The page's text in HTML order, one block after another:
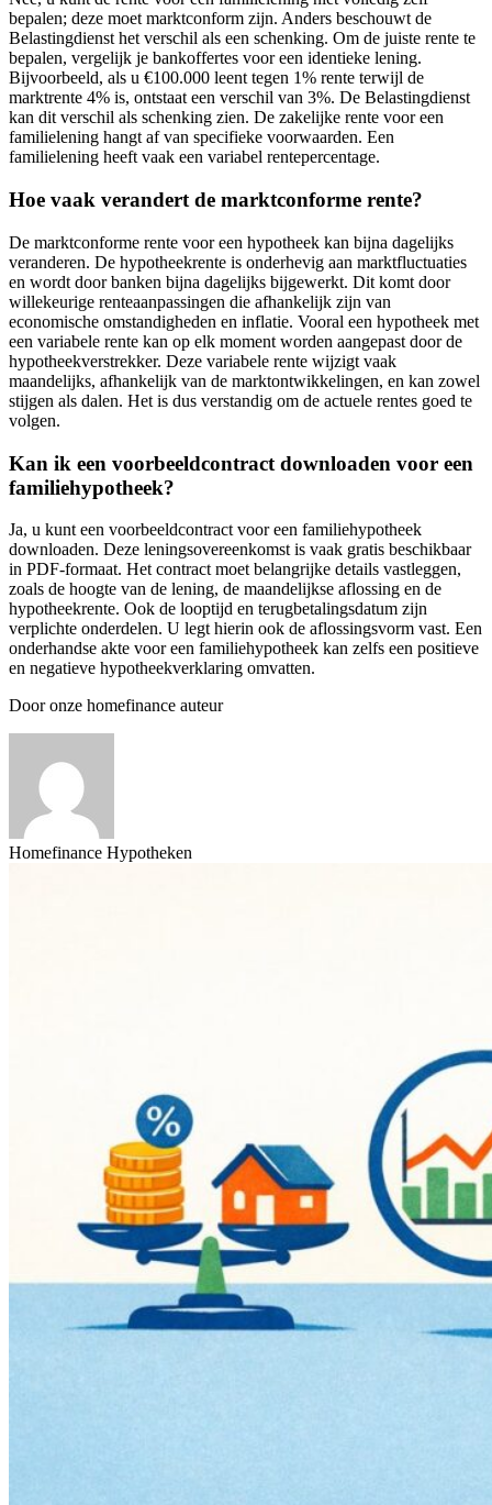
bepalen; deze moet marktconform zijn. Anders beschouwt de
Belastingdienst het verschil als een schenking. Om de juiste rente te
bepalen, vergelijk je bankoffertes voor een identieke lening.
Bijvoorbeeld, als u €100.000 leent tegen 1% rente terwijl de
marktrente 4% is, ontstaat een verschil van 3%. De Belastingdienst
kan dit verschil als schenking zien. De zakelijke rente voor een
familielening hangt af van specifieke voorwaarden. Een
familielening heeft vaak een variabel rentepercentage.
Hoe vaak verandert de marktconforme rente?
De marktconforme rente voor een hypotheek kan bijna dagelijks
veranderen. De hypotheekrente is onderhevig aan marktfluctuaties
en wordt door banken bijna dagelijks bijgewerkt. Dit komt door
willekeurige renteaanpassingen die afhankelijk zijn van
economische omstandigheden en inflatie. Vooral een hypotheek met
een variabele rente kan op elk moment worden aangepast door de
hypotheekverstrekker. Deze variabele rente wijzigt vaak
maandelijks, afhankelijk van de marktontwikkelingen, en kan zowel
stijgen als dalen. Het is dus verstandig om de actuele rentes goed te
volgen.
Kan ik een voorbeeldcontract downloaden voor een
familiehypotheek?
Ja, u kunt een voorbeeldcontract voor een familiehypotheek
downloaden. Deze leningsovereenkomst is vaak gratis beschikbaar
in PDF-formaat. Het contract moet belangrijke details vastleggen,
zoals de hoogte van de lening, de maandelijkse aflossing en de
hypotheekrente. Ook de looptijd en terugbetalingsdatum zijn
verplichte onderdelen. U legt hierin ook de aflossingsvorm vast. Een
onderhandse akte voor een familiehypotheek kan zelfs een positieve
en negatieve hypotheekverklaring omvatten.
Door onze homefinance auteur
Homefinance Hypotheken